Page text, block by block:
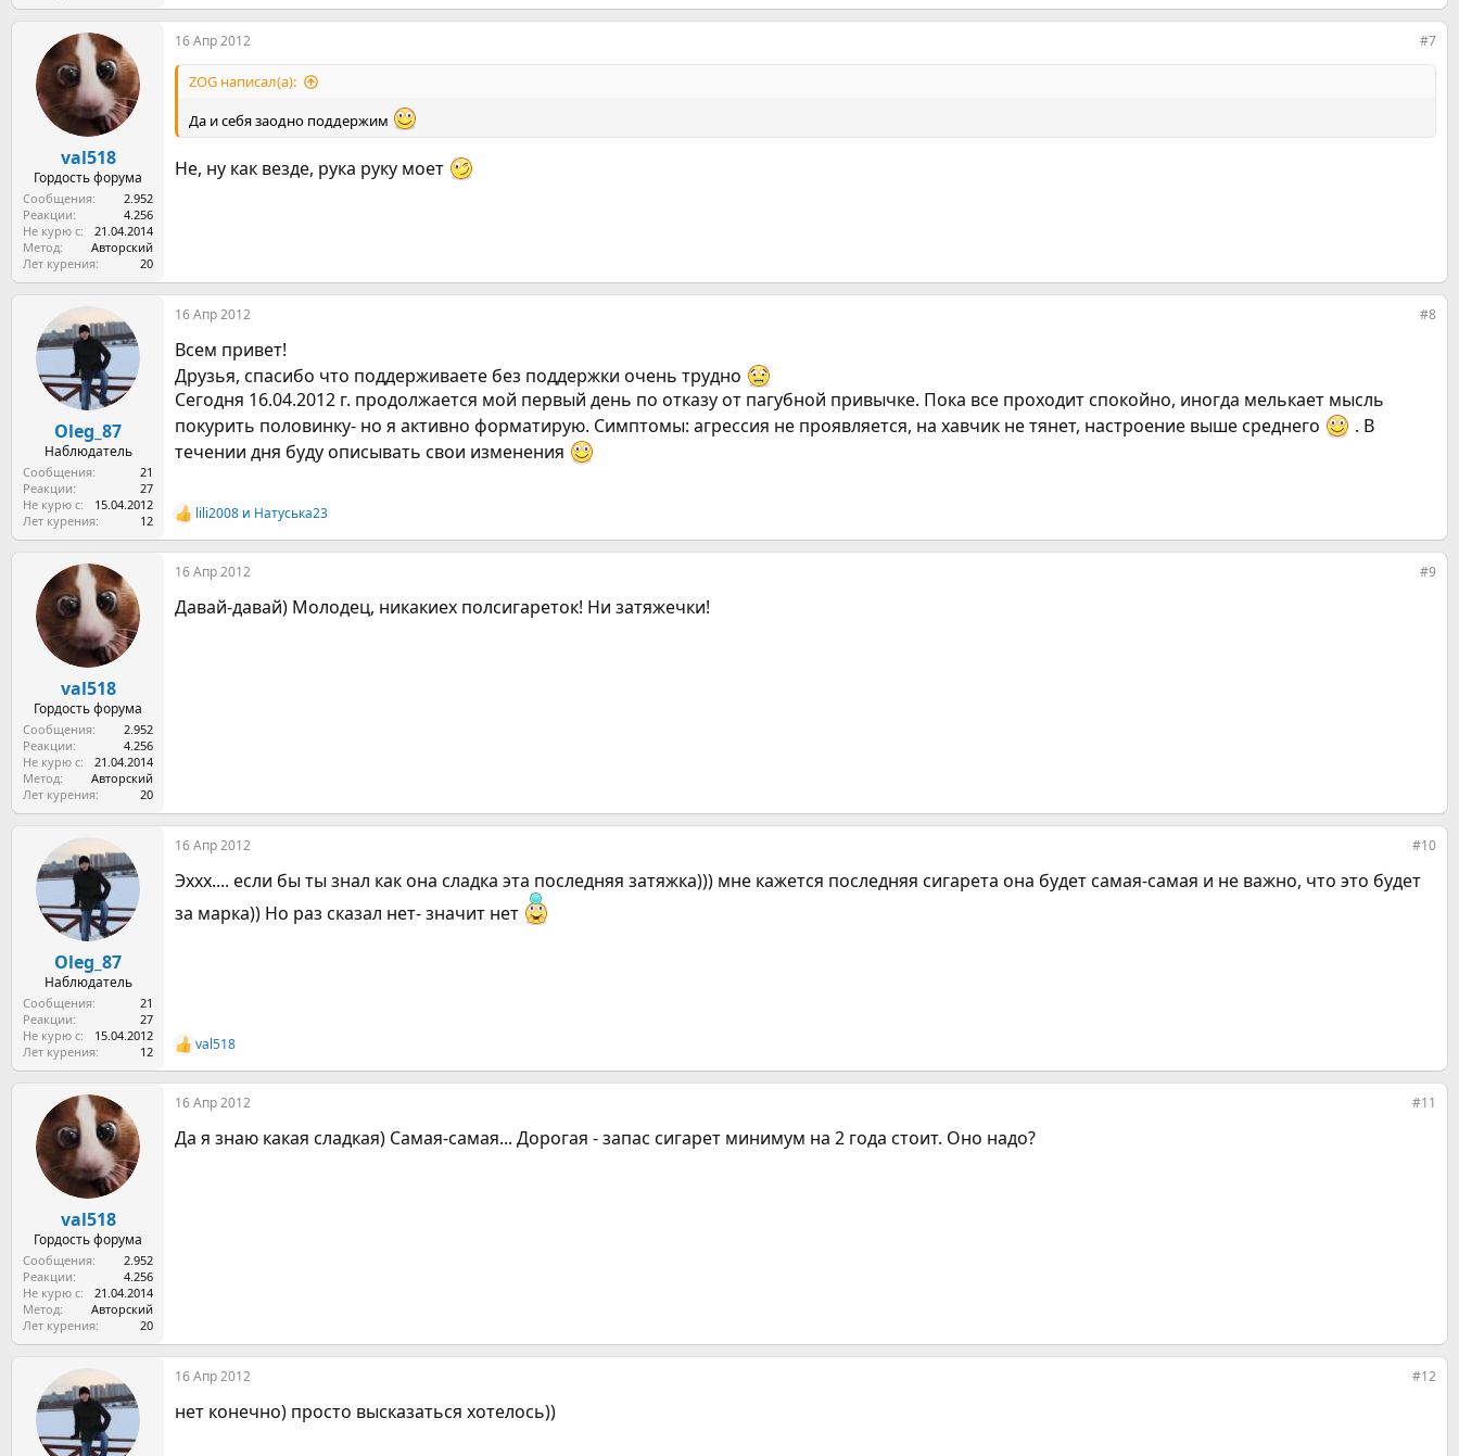
val518
Гордость форума
Сообщения
2.952
Реакции
4.256
Не курю с
21.04.2014
Метод
Авторский
Лет курения
20
16 Апр 2012 #7
ZOG написал(а):
Да и себя заодно поддержим
Не, ну как везде, рука руку моет
Oleg_87
Наблюдатель
Сообщения
21
Реакции
27
Не курю с
15.04.2012
Лет курения
12
16 Апр 2012 #8
Всем привет!
Друзья, спасибо что поддерживаете без поддержки очень трудно
Сегодня 16.04.2012 г. продолжается мой первый день по отказу от пагубной привычке. Пока все проходит спокойно, иногда мелькает мысль
покурить половинку- но я активно форматирую. Симптомы: агрессия не проявляется, на хавчик не тянет, настроение выше среднего
. В
течении дня буду описывать свои изменения
Р
е
а
к
и
lili2008 и Натуська23
val518
Гордость форума
Сообщения
2.952
Реакции
4.256
Не курю с
21.04.2014
Метод
Авторский
Лет курения
20
16 Апр 2012 #9
Давай-давай) Молодец, никакиех полсигареток! Ни затяжечки!
Oleg_87
Наблюдатель
Сообщения
21
Реакции
27
Не курю с
15.04.2012
Лет курения
12
16 Апр 2012 #10
Эххх.... если бы ты знал как она сладка эта последняя затяжка))) мне кажется последняя сигарета она будет самая-самая и не важно, что это будет
за марка)) Но раз сказал нет- значит нет
Р
е
а
к
и
val518
val518
Гордость форума
Сообщения
2.952
Реакции
4.256
Не курю с
21.04.2014
Метод
Авторский
Лет курения
20
16 Апр 2012 #11
Да я знаю какая сладкая) Самая-самая... Дорогая - запас сигарет минимум на 2 года стоит. Оно надо?
16 Апр 2012 #12
нет конечно) просто высказаться хотелось))